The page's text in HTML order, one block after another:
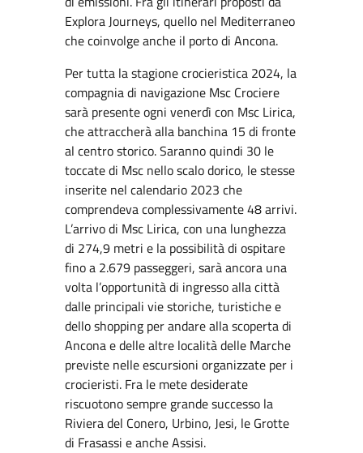
Explora Journeys, quello nel Mediterraneo
che coinvolge anche il porto di Ancona.
Per tutta la stagione crocieristica 2024, la
compagnia di navigazione Msc Crociere
sarà presente ogni venerdì con Msc Lirica,
che attraccherà alla banchina 15 di fronte
al centro storico. Saranno quindi 30 le
toccate di Msc nello scalo dorico, le stesse
inserite nel calendario 2023 che
comprendeva complessivamente 48 arrivi.
L’arrivo di Msc Lirica, con una lunghezza
di 274,9 metri e la possibilità di ospitare
fino a 2.679 passeggeri, sarà ancora una
volta l’opportunità di ingresso alla città
dalle principali vie storiche, turistiche e
dello shopping per andare alla scoperta di
Ancona e delle altre località delle Marche
previste nelle escursioni organizzate per i
crocieristi. Fra le mete desiderate
riscuotono sempre grande successo la
Riviera del Conero, Urbino, Jesi, le Grotte
di Frasassi e anche Assisi.